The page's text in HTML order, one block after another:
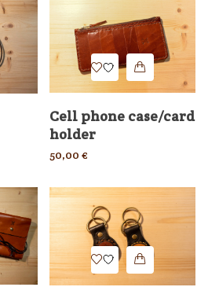
Cell phone case/card
holder
50,00 €